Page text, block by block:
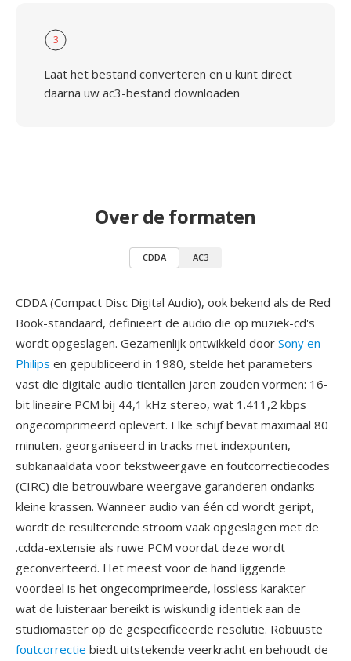
3
Laat het bestand converteren en u kunt direct
daarna uw ac3-bestand downloaden
Over de formaten
CDDA AC3
CDDA (Compact Disc Digital Audio), ook bekend als de Red
Book-standaard, definieert de audio die op muziek-cd's
wordt opgeslagen. Gezamenlijk ontwikkeld door Sony en
Philips en gepubliceerd in 1980, stelde het parameters
vast die digitale audio tientallen jaren zouden vormen: 16-
bit lineaire PCM bij 44,1 kHz stereo, wat 1.411,2 kbps
ongecomprimeerd oplevert. Elke schijf bevat maximaal 80
minuten, georganiseerd in tracks met indexpunten,
subkanaaldata voor tekstweergave en foutcorrectiecodes
(CIRC) die betrouwbare weergave garanderen ondanks
kleine krassen. Wanneer audio van één cd wordt geript,
wordt de resulterende stroom vaak opgeslagen met de
.cdda-extensie als ruwe PCM voordat deze wordt
geconverteerd. Het meest voor de hand liggende
voordeel is het ongecomprimeerde, lossless karakter —
wat de luisteraar bereikt is wiskundig identiek aan de
studiomaster op de gespecificeerde resolutie. Robuuste
foutcorrectie biedt uitstekende veerkracht en behoudt de